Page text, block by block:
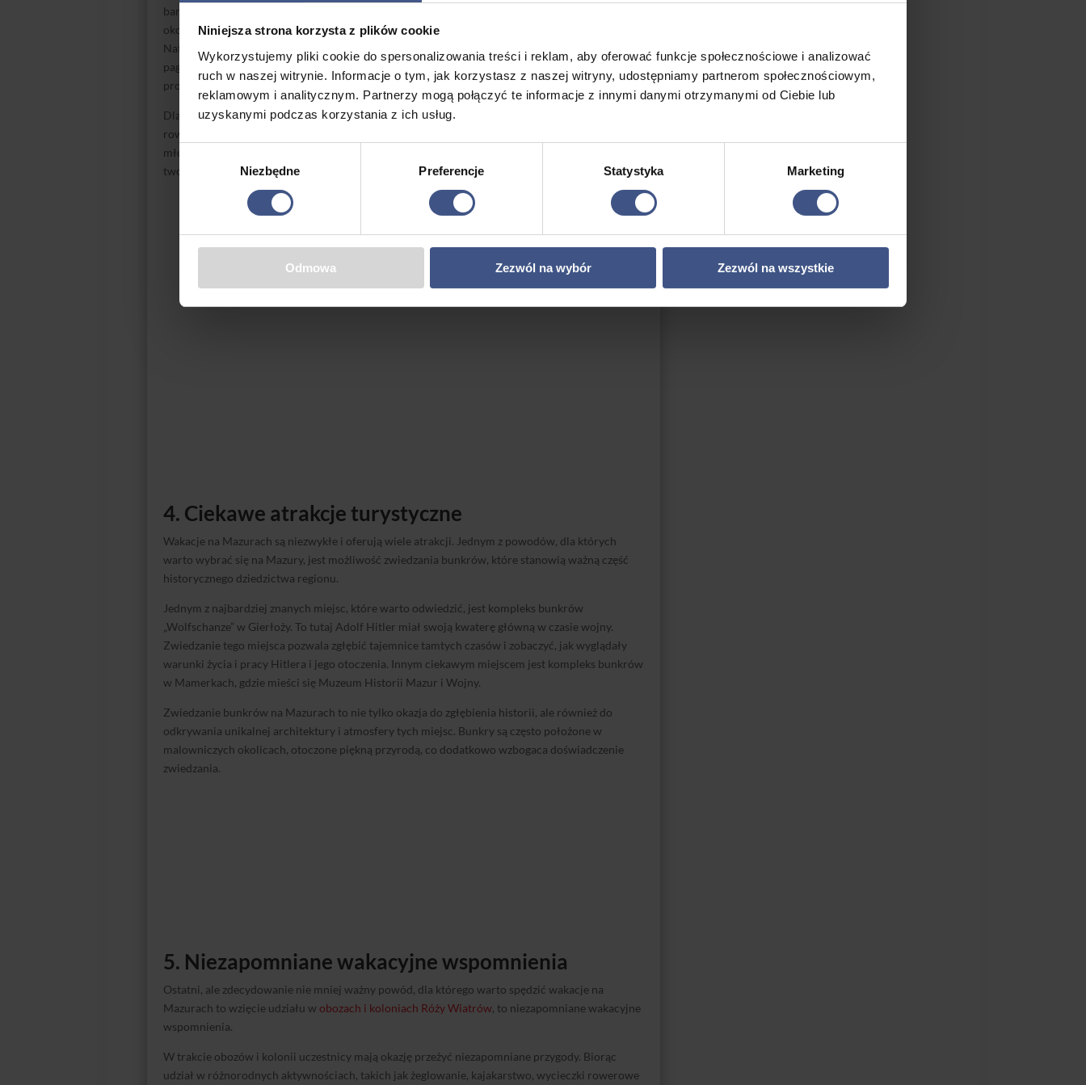
Niniejsza strona korzysta z plików cookie
Wykorzystujemy pliki cookie do spersonalizowania treści i reklam, aby oferować funkcje społecznościowe i analizować
ruch w naszej witrynie. Informacje o tym, jak korzystasz z naszej witryny, udostępniamy partnerom społecznościowym,
reklamowym i analitycznym. Partnerzy mogą połączyć te informacje z innymi danymi otrzymanymi od Ciebie lub
uzyskanymi podczas korzystania z ich usług.
zgody
Niezbędne Preferencje Statystyka Marketing
Odmowa Zezwól na wybór Zezwól na wszystkie
bardziej doświadczonych rowerzystów. Można wybrać się na relaksującą przejażdżkę po
okolicznych jeziorach, podziwiając piękne krajobrazy i oddychając świeżym powietrzem.
Natomiast dla tych, którzy szukają większych wyzwań, dostępne są trasy, które prowadzą przez
pagórki i wzniesienia. W okolicy Węgorzewa znajduje się wiele malowniczych tras, które
prowadzą przez urokliwe lasy, rozległe pola i malownicze wsie.
Dla uczestnikówobozów młodzieżowych na Mazurachorganizowane są również wycieczki
rowerowe, które stanowią doskonałą formę integracji i przygody. Podczas tych wycieczek
młodzi rowerzyści mają szansę poznać nowych ludzi, wspólnie odkrywać piękno Mazur i
tworzyć niezapomniane chwile.
4. Ciekawe atrakcje turystyczne
Wakacje na Mazurach są niezwykłe i oferują wiele atrakcji. Jednym z powodów, dla których
warto wybrać się na Mazury, jest możliwość zwiedzania bunkrów, które stanowią ważną część
historycznego dziedzictwa regionu.
Jednym z najbardziej znanych miejsc, które warto odwiedzić, jest kompleks bunkrów
„Wolfschanze” w Gierłoży. To tutaj Adolf Hitler miał swoją kwaterę główną w czasie wojny.
Zwiedzanie tego miejsca pozwala zgłębić tajemnice tamtych czasów i zobaczyć, jak wyglądały
warunki życia i pracy Hitlera i jego otoczenia. Innym ciekawym miejscem jest kompleks bunkrów
w Mamerkach, gdzie mieści się Muzeum Historii Mazur i Wojny.
Zwiedzanie bunkrów na Mazurach to nie tylko okazja do zgłębienia historii, ale również do
odkrywania unikalnej architektury i atmosfery tych miejsc. Bunkry są często położone w
malowniczych okolicach, otoczone piękną przyrodą, co dodatkowo wzbogaca doświadczenie
zwiedzania.
5. Niezapomniane wakacyjne wspomnienia
Ostatni, ale zdecydowanie nie mniej ważny powód, dla którego warto spędzić wakacje na
Mazurach to wzięcie udziału w obozach i koloniach Róży Wiatrów, to niezapomniane wakacyjne
wspomnienia.
W trakcie obozów i kolonii uczestnicy mają okazję przeżyć niezapomniane przygody. Biorąc
udział w różnorodnych aktywnościach, takich jak żeglowanie, kajakarstwo, wycieczki rowerowe